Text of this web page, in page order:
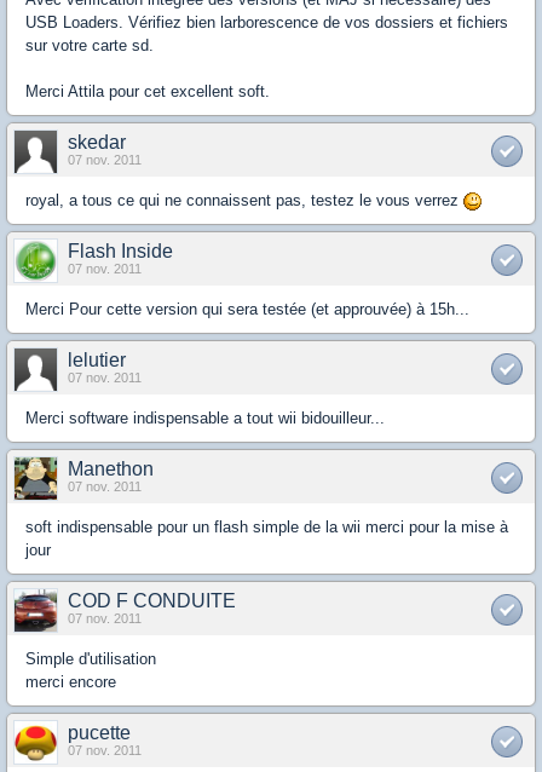
USB Loaders. Vérifiez bien larborescence de vos dossiers et fichiers
sur votre carte sd.
Merci Attila pour cet excellent soft.
skedar
07 nov. 2011
royal, a tous ce qui ne connaissent pas, testez le vous verrez
Flash Inside
07 nov. 2011
Merci Pour cette version qui sera testée (et approuvée) à 15h...
lelutier
07 nov. 2011
Merci software indispensable a tout wii bidouilleur...
Manethon
07 nov. 2011
soft indispensable pour un flash simple de la wii merci pour la mise à
jour
COD F CONDUITE
07 nov. 2011
Simple d'utilisation
merci encore
pucette
07 nov. 2011